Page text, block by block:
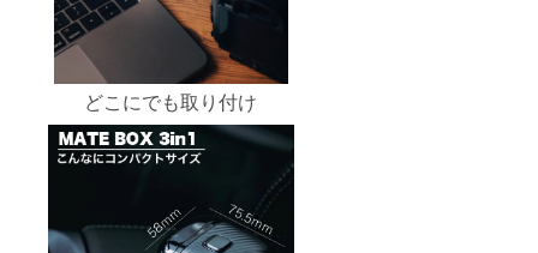
どこにでも取り付け